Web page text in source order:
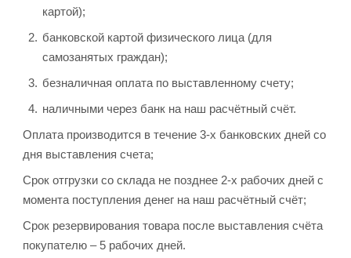
картой);
банковской картой физического лица (для
самозанятых граждан);
безналичная оплата по выставленному счету;
наличными через банк на наш расчётный счёт.
Оплата производится в течение 3-х банковских дней со
дня выставления счета;
Срок отгрузки со склада не позднее 2-х рабочих дней с
момента поступления денег на наш расчётный счёт;
Срок резервирования товара после выставления счёта
покупателю – 5 рабочих дней.